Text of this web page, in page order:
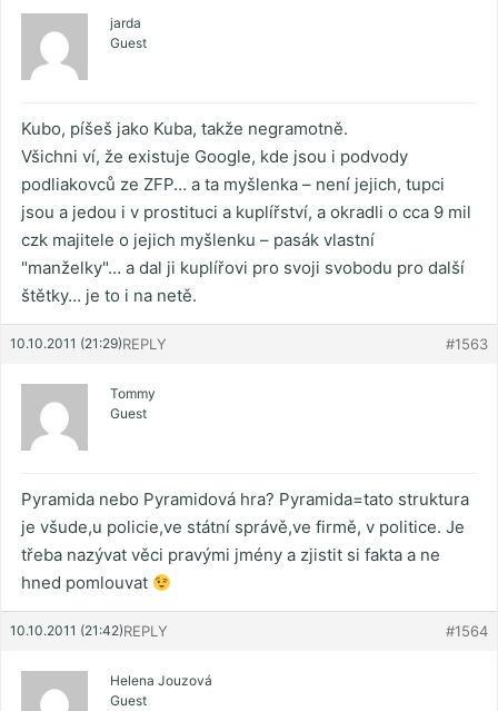
jarda
Guest
Kubo, píšeš jako Kuba, takže negramotně.
Všichni ví, že existuje Google, kde jsou i podvody
podliakovců ze ZFP… a ta myšlenka – není jejich, tupci
jsou a jedou i v prostituci a kuplířství, a okradli o cca 9 mil
czk majitele o jejich myšlenku – pasák vlastní
"manželky"… a dal ji kuplířovi pro svoji svobodu pro další
štětky… je to i na netě.
10.10.2011 (21:29) #1563
REPLY
Tommy
Guest
Pyramida nebo Pyramidová hra? Pyramida=tato struktura
je všude,u policie,ve státní správě,ve firmě, v politice. Je
třeba nazývat věci pravými jmény a zjistit si fakta a ne
hned pomlouvat
10.10.2011 (21:42) #1564
REPLY
Helena Jouzová
Guest